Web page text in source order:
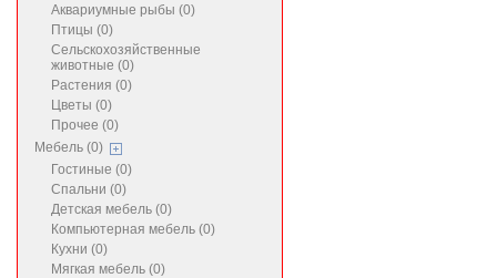
Аквариумные рыбы (0)
Птицы (0)
Сельскохозяйственные
животные (0)
Растения (0)
Цветы (0)
Прочее (0)
Мебель (0)
Гостиные (0)
Спальни (0)
Детская мебель (0)
Компьютерная мебель (0)
Кухни (0)
Мягкая мебель (0)